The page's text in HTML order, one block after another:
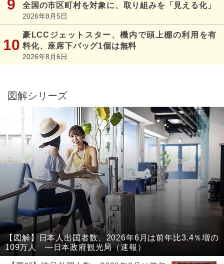
全国の市区町村を対象に、取り組みを「見える化」
2026年8月5日
豪LCCジェットスター、機内で頭上棚の利用を有
料化、座席下バッグ1個は無料
2026年8月6日
図解シリーズ
【図解】日本人出国者数、2026年6月は前年比3.4％増の
109万人 ―日本政府観光局（速報）